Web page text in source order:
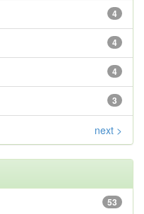
4
4
4
3
next >
53